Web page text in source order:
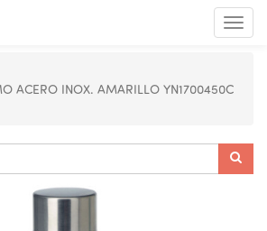
Menú
de
ACERO INOX. AMARILLO YN1700450C